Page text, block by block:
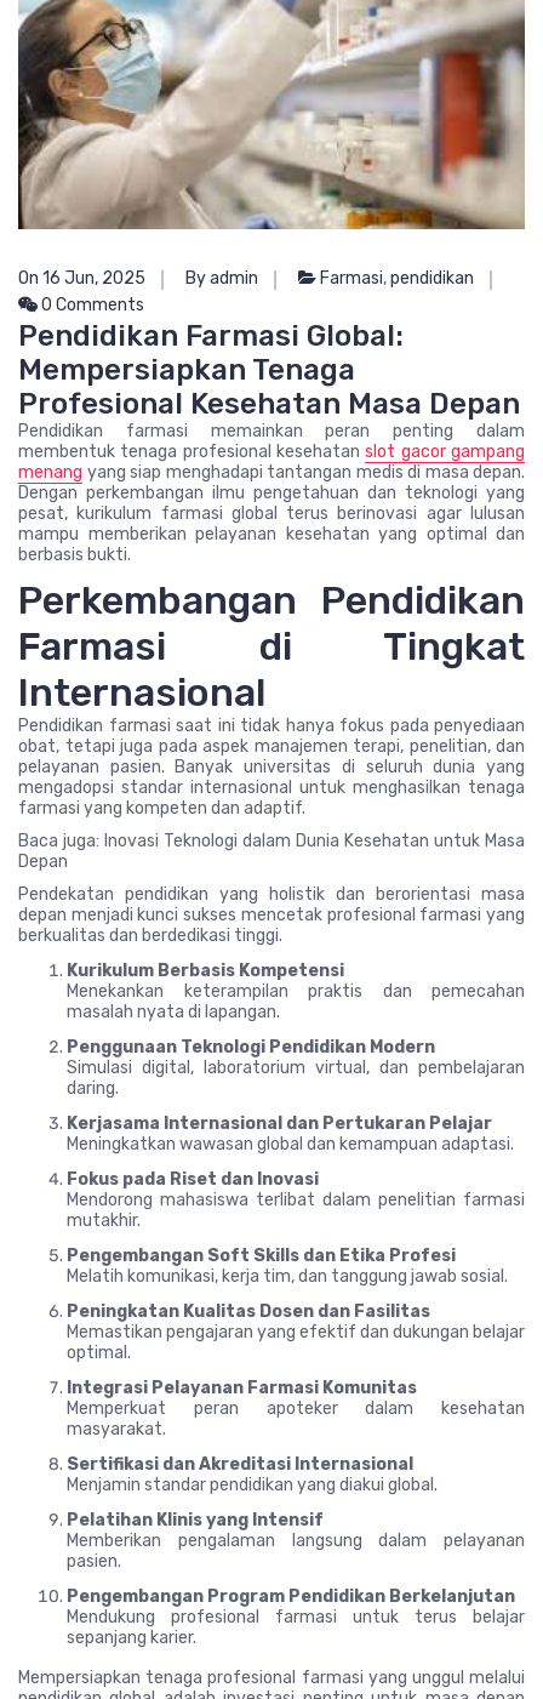
On 16 Jun, 2025 By admin Farmasi,pendidikan
0 Comments
Pendidikan Farmasi Global:
Mempersiapkan Tenaga
Profesional Kesehatan Masa Depan
Pendidikan farmasi memainkan peran penting dalam
membentuk tenaga profesional kesehatanslot gacor gampang
menang yang siap menghadapi tantangan medis di masa depan.
Dengan perkembangan ilmu pengetahuan dan teknologi yang
pesat, kurikulum farmasi global terus berinovasi agar lulusan
mampu memberikan pelayanan kesehatan yang optimal dan
berbasis bukti.
Perkembangan Pendidikan
Farmasi di Tingkat
Internasional
Pendidikan farmasi saat ini tidak hanya fokus pada penyediaan
obat, tetapi juga pada aspek manajemen terapi, penelitian, dan
pelayanan pasien. Banyak universitas di seluruh dunia yang
mengadopsi standar internasional untuk menghasilkan tenaga
farmasi yang kompeten dan adaptif.
Baca juga: Inovasi Teknologi dalam Dunia Kesehatan untuk Masa
Depan
Pendekatan pendidikan yang holistik dan berorientasi masa
depan menjadi kunci sukses mencetak profesional farmasi yang
berkualitas dan berdedikasi tinggi.
Kurikulum Berbasis Kompetensi
Menekankan keterampilan praktis dan pemecahan
masalah nyata di lapangan.
Penggunaan Teknologi Pendidikan Modern
Simulasi digital, laboratorium virtual, dan pembelajaran
daring.
Kerjasama Internasional dan Pertukaran Pelajar
Meningkatkan wawasan global dan kemampuan adaptasi.
Fokus pada Riset dan Inovasi
Mendorong mahasiswa terlibat dalam penelitian farmasi
mutakhir.
Pengembangan Soft Skills dan Etika Profesi
Melatih komunikasi, kerja tim, dan tanggung jawab sosial.
Peningkatan Kualitas Dosen dan Fasilitas
Memastikan pengajaran yang efektif dan dukungan belajar
optimal.
Integrasi Pelayanan Farmasi Komunitas
Memperkuat peran apoteker dalam kesehatan
masyarakat.
Sertifikasi dan Akreditasi Internasional
Menjamin standar pendidikan yang diakui global.
Pelatihan Klinis yang Intensif
Memberikan pengalaman langsung dalam pelayanan
pasien.
Pengembangan Program Pendidikan Berkelanjutan
Mendukung profesional farmasi untuk terus belajar
sepanjang karier.
Mempersiapkan tenaga profesional farmasi yang unggul melalui